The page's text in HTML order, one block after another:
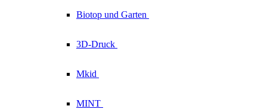
Biotop und Garten
3D-Druck
Mkid
MINT